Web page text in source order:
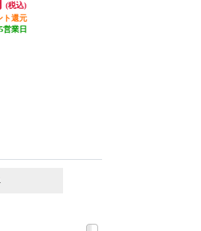
(税込)
ト還元
5営業日